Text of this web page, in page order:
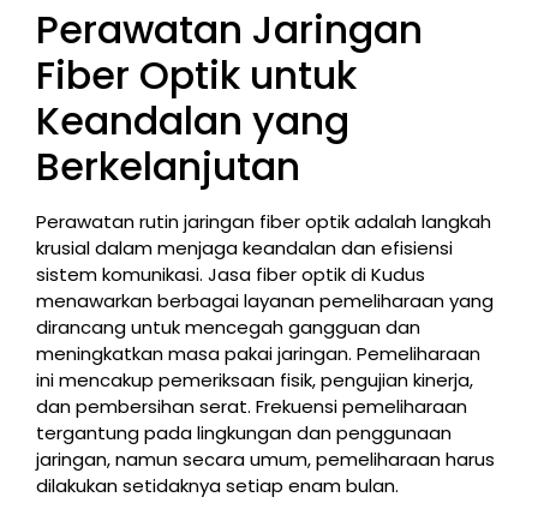
Perawatan Jaringan
Fiber Optik untuk
Keandalan yang
Berkelanjutan
Perawatan rutin jaringan fiber optik adalah langkah
krusial dalam menjaga keandalan dan efisiensi
sistem komunikasi. Jasa fiber optik di Kudus
menawarkan berbagai layanan pemeliharaan yang
dirancang untuk mencegah gangguan dan
meningkatkan masa pakai jaringan. Pemeliharaan
ini mencakup pemeriksaan fisik, pengujian kinerja,
dan pembersihan serat. Frekuensi pemeliharaan
tergantung pada lingkungan dan penggunaan
jaringan, namun secara umum, pemeliharaan harus
dilakukan setidaknya setiap enam bulan.